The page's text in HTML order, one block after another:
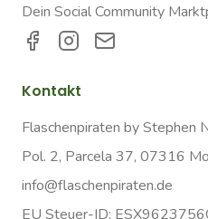
Dein Social Community
Kontakt
Flaschenpiraten by Stephen
Pol. 2, Parcela 37, 07316
info@flaschenpiraten.de
EU Steuer-ID: